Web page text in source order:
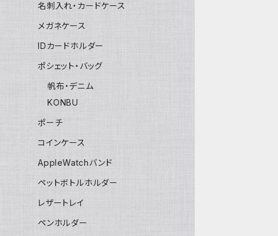
名刺入れ・カードケース
メガネケース
IDカードホルダー
ポシェット・バッグ
帆布・デニム
KONBU
ポーチ
コインケース
AppleWatchバンド
ペットボトルホルダー
レザートレイ
ペンホルダー